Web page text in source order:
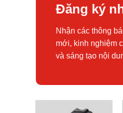
Đăng ký
Nhận các thông
mới, kinh nghiệm
và sáng tạo nội